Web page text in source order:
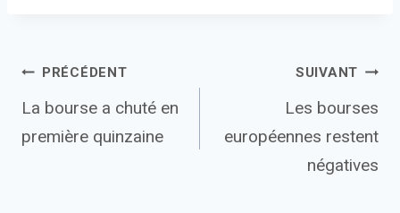
Navigation
de
PRÉCÉDENT
La bourse a chuté en
première quinzaine
SUIVANT
Les bourses
européennes restent
négatives